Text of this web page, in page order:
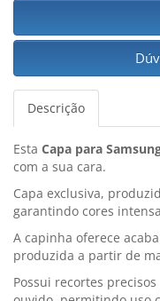
Descrição
Esta Capa para
com a sua cara.
Capa exclusiva,
garantindo cores
A capinha oferece
produzida a partir de
Possui recortes